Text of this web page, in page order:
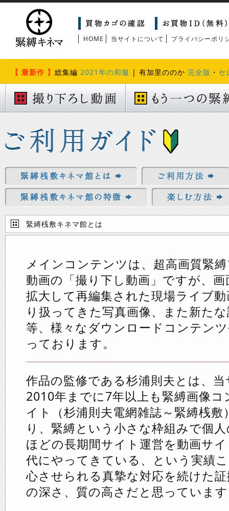
HOME 当サイトについて プライバシーポリ
【 最新作 】 総集編 2021年の和服 | 有加里ののか 完全版 ・ セ
緊縛桟敷キネマ館とは
メインコンテンツは、超高画質緊
動画の「撮り下し動画」ですが、
拡大して再編集された現場ライブ
り扱ってきた写真画像、また新た
等、様々なダウンロードコンテン
っております。
作品の監修である杉浦則夫とは、
2010年までに7年以上も緊縛画像
イト（杉浦則夫電網雑誌～緊縛桟
り、緊縛という小さな枠組みで個
ほどの長期間サイト運営を動画サ
代にやってきている、という実績
心させられる真摯な対応を続けた
の深さ、質の高さだと思っていま